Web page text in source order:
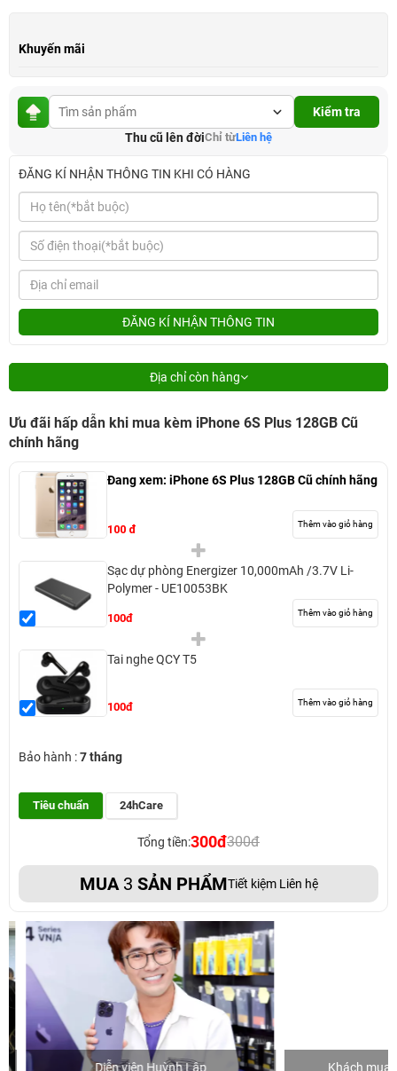
Khuyến mãi
Kiểm tra
Thu cũ lên đờiChỉ từLiên hệ
ĐĂNG KÍ NHẬN THÔNG TIN KHI CÓ HÀNG
ĐĂNG KÍ NHẬN THÔNG TIN
Địa chỉ còn hàng
Ưu đãi hấp dẫn khi mua kèm iPhone 6S Plus 128GB Cũ
chính hãng
Đang xem: iPhone 6S Plus 128GB Cũ chính hãng
100 đ Thêm vào giỏ hàng
Sạc dự phòng Energizer 10,000mAh /3.7V Li-
Polymer - UE10053BK
100đ Thêm vào giỏ hàng
Tai nghe QCY T5
100đ Thêm vào giỏ hàng
Bảo hành :7 tháng
Tiêu chuẩn 24hCare
Tổng tiền:300đ300đ
MUA 3 SẢN PHẨMTiết kiệm Liên hệ
Diễn viên Huỳnh Lập Khách mua